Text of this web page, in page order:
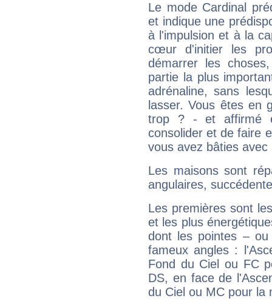
Le mode Cardinal
et indique une
à l'impulsion et à la
cœur d'initier les
démarrer les
partie la plus
adrénaline, sans
lasser. Vous êtes en
trop ? - et affirmé
consolider et de faire
vous avez bâties avec
Les maisons sont
angulaires,
Les premières sont
et les plus
dont les pointes –
fameux angles :
Fond du Ciel ou FC
DS, en face de
du Ciel ou MC pour la